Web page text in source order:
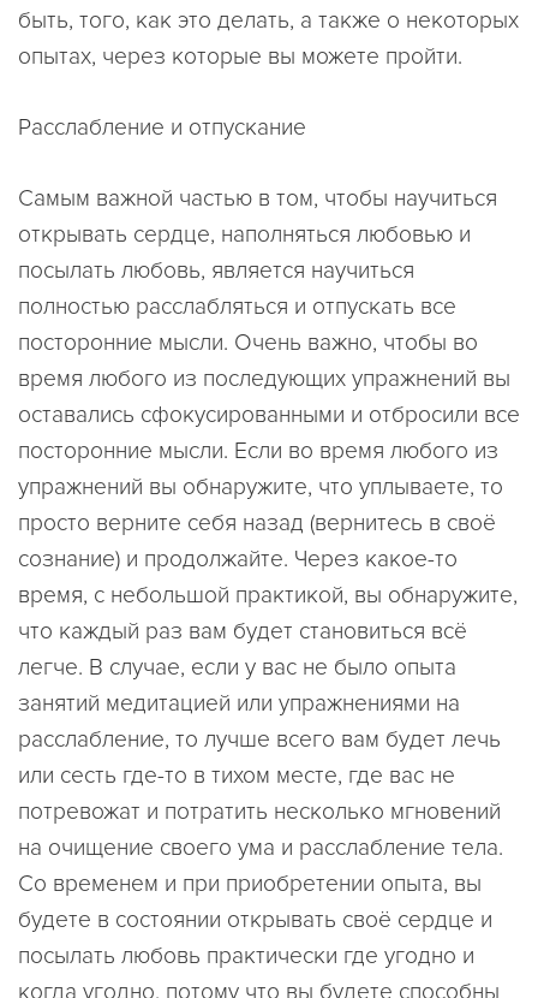
быть, того, как это делать, а также о некоторых
опытах, через которые вы можете пройти.
Расслабление и отпускание
Самым важной частью в том, чтобы научиться
открывать сердце, наполняться любовью и
посылать любовь, является научиться
полностью расслабляться и отпускать все
посторонние мысли. Очень важно, чтобы во
время любого из последующих упражнений вы
оставались сфокусированными и отбросили все
посторонние мысли. Если во время любого из
упражнений вы обнаружите, что уплываете, то
просто верните себя назад (вернитесь в своё
сознание) и продолжайте. Через какое-то
время, с небольшой практикой, вы обнаружите,
что каждый раз вам будет становиться всё
легче. В случае, если у вас не было опыта
занятий медитацией или упражнениями на
расслабление, то лучше всего вам будет лечь
или сесть где-то в тихом месте, где вас не
потревожат и потратить несколько мгновений
на очищение своего ума и расслабление тела.
Со временем и при приобретении опыта, вы
будете в состоянии открывать своё сердце и
посылать любовь практически где угодно и
когда угодно, потому что вы будете способны